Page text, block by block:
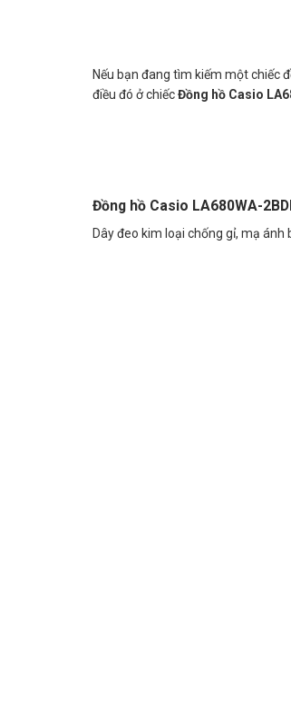
Nếu bạn đang tìm kiếm một chiếc
điều đó ở chiếcĐồng hồ Casio
Đồng hồ Casio LA680WA-
Dây đeo kim loại chống gỉ, mạ